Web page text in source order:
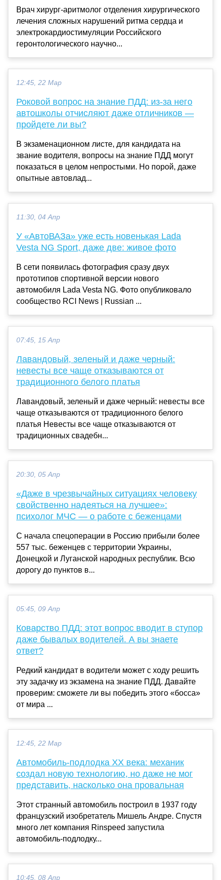
Врач хирург-аритмолог отделения хирургического
лечения сложных нарушений ритма сердца и
электрокардиостимуляции Российского
геронтологического научно...
12:45, 22 Мар
Роковой вопрос на знание ПДД: из-за него
автошколы отчисляют даже отличников —
пройдете ли вы?
В экзаменационном листе, для кандидата на
звание водителя, вопросы на знание ПДД могут
показаться в целом непростыми. Но порой, даже
опытные автовлад...
11:30, 04 Апр
У «АвтоВАЗа» уже есть новенькая Lada
Vesta NG Sport, даже две: живое фото
В сети появилась фотография сразу двух
прототипов спортивной версии нового
автомобиля Lada Vesta NG. Фото опубликовало
сообщество RCI News | Russian ...
07:45, 15 Апр
Лавандовый, зеленый и даже черный:
невесты все чаще отказываются от
традиционного белого платья
Лавандовый, зеленый и даже черный: невесты все
чаще отказываются от традиционного белого
платья Невесты все чаще отказываются от
традиционных свадебн...
20:30, 05 Апр
«Даже в чрезвычайных ситуациях человеку
свойственно надеяться на лучшее»:
психолог МЧС — о работе с беженцами
С начала спецоперации в Россию прибыли более
557 тыс. беженцев с территории Украины,
Донецкой и Луганской народных республик. Всю
дорогу до пунктов в...
05:45, 09 Апр
Коварство ПДД: этот вопрос вводит в ступор
даже бывалых водителей. А вы знаете
ответ?
Редкий кандидат в водители может с ходу решить
эту задачку из экзамена на знание ПДД. Давайте
проверим: сможете ли вы победить этого «босса»
от мира ...
12:45, 22 Мар
Автомобиль-подлодка XX века: механик
создал новую технологию, но даже не мог
представить, насколько она провальная
Этот странный автомобиль построил в 1937 году
французский изобретатель Мишель Андре. Спустя
много лет компания Rinspeed запустила
автомобиль-подлодку...
10:45, 08 Апр